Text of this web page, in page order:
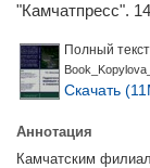
"Камчатпресс".
Полный текст
Скачать
Аннотация
Камчатским